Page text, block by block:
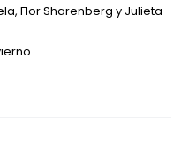
Flor Sharenberg y Julieta